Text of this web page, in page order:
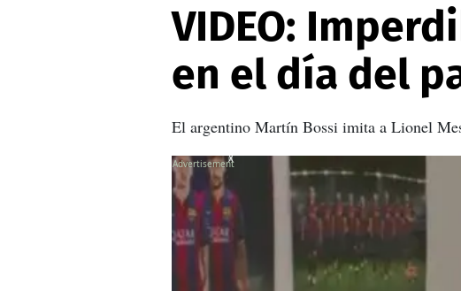
VIDEO:
en el día del
El argentino Martín Bossi imita a Lionel
X